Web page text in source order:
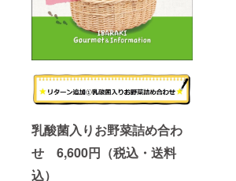
乳酸菌入りお野菜詰め合わ
せ 6,600円（税込・送料
込）